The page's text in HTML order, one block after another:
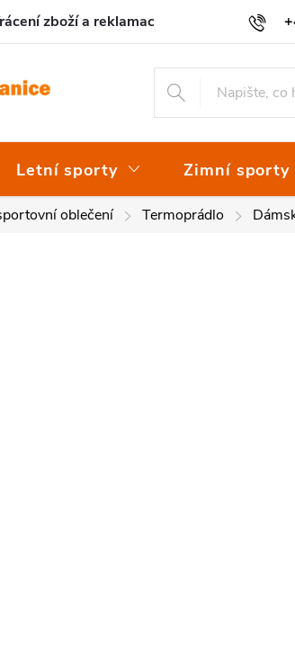
zboží a reklamace Osvědčení
Letní sporty Zimní sporty
oblečení Termoprádlo